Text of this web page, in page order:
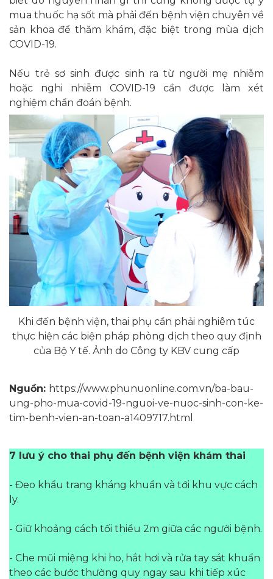
mua thuốc hạ sốt mà phải đến bệnh viện chuyên về
sản khoa để thăm khám, đặc biệt trong mùa dịch
COVID-19.
Nếu trẻ sơ sinh được sinh ra từ người mẹ nhiễm
hoặc nghi nhiễm COVID-19 cần được làm xét
nghiệm chẩn đoán bệnh.
Khi đến bệnh viện, thai phụ cần phải nghiêm túc
thực hiện các biện pháp phòng dịch theo quy định
của Bộ Y tế. Ảnh do Công ty KBV cung cấp
Nguồn: https://www.phunuonline.com.vn/ba-bau-
ung-pho-mua-covid-19-nguoi-ve-nuoc-sinh-con-ke-
tim-benh-vien-an-toan-a1409717.html
7 lưu ý cho thai phụ đến bệnh viện khám thai
- Đeo khẩu trang kháng khuẩn và tới khu vực cách
ly.
- Giữ khoảng cách tối thiểu 2m giữa các người bệnh.
- Che mũi miệng khi ho, hắt hơi và rửa tay sát khuẩn
theo các bước thường quy ngay sau khi tiếp xúc